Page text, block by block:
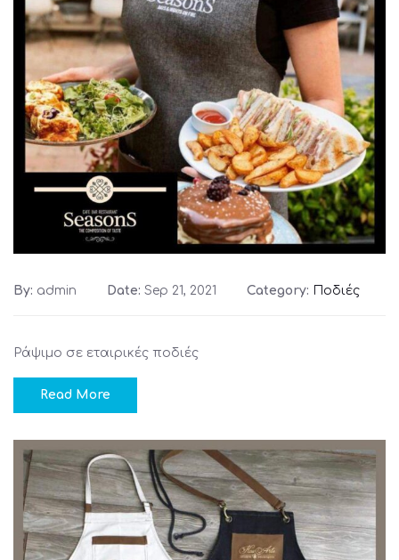
By: admin Date: Sep 21, 2021 Category: Ποδιές
Ράψιμο σε εταιρικές ποδιές
Read More